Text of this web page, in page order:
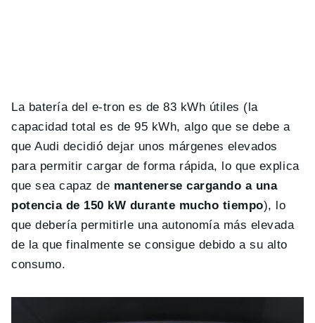
La batería del e-tron es de 83 kWh útiles (la
capacidad total es de 95 kWh, algo que se debe a
que Audi decidió dejar unos márgenes elevados
para permitir cargar de forma rápida, lo que explica
que sea capaz de mantenerse cargando a una
potencia de 150 kW durante mucho tiempo), lo
que debería permitirle una autonomía más elevada
de la que finalmente se consigue debido a su alto
consumo.